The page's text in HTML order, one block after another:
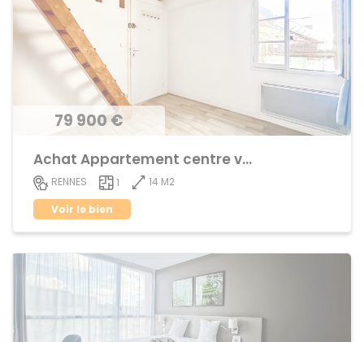
79 900 €
Achat Appartement centre ville
RENNES 1
14 M2
Voir le bien